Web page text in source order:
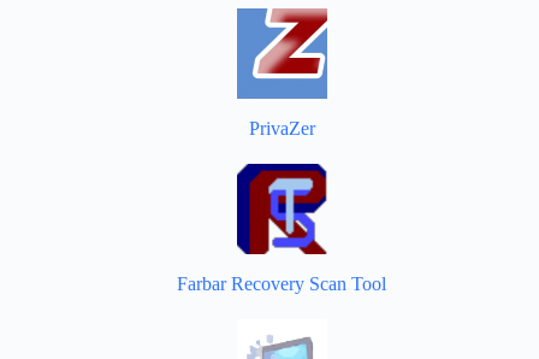
PrivaZer
Farbar Recovery Scan Tool